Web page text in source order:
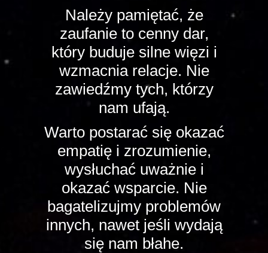
Należy pamiętać, że
zaufanie to cenny dar,
który buduje silne więzi i
wzmacnia relacje. Nie
zawiedźmy tych, którzy
nam ufają.
Warto postarać się okazać
empatię i zrozumienie,
wysłuchać uważnie i
okazać wsparcie. Nie
bagatelizujmy problemów
innych, nawet jeśli wydają
się nam błahe.